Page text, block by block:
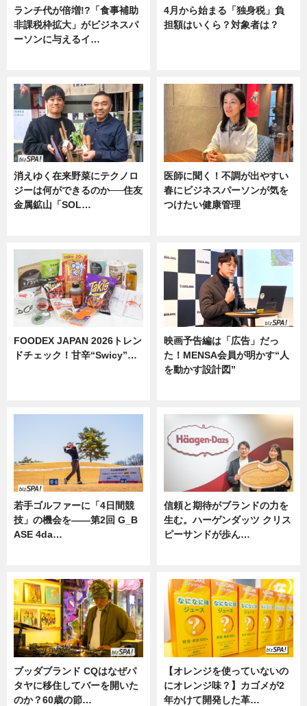
ランチ代が倍増!?「食事補助
非課税枠拡大」がビジネスパ
ーソンに与えるイ…
4月から始まる「独身税」負
担額はいくら？対象者は？
消えゆく在来野菜にテクノロ
ジーは何ができるのか──住友
金属鉱山「SOL…
医師に聞く！不調が出やすい
春にビジネスパーソンが気を
つけたい健康管理
FOODEX JAPAN 2026トレン
ドチェック！甘辛“Swicy”…
映画予告編は「広告」だっ
た！MENSA会員が明かす“人
を動かす設計図”
若手ゴルファーに「4日間競
技」の機会を——第2回 G_B
ASE 4da…
信頼と期待がブランドの力を
生む。ハーゲンダッツ クリス
ピーサンドが歩ん…
ブッダブランド CQはなぜパ
タヤに移住してバーを開いた
のか？60歳の節…
【オレンジを使っていないの
にオレンジ味？】カゴメが2
年かけて開発した革…